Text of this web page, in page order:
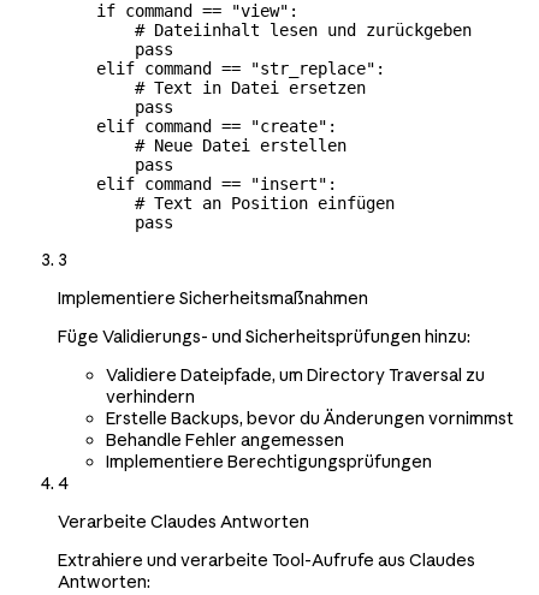
    if
command == "view" :
        # Dateiinhalt lesen und zurückgeben
        pass
    elif
command == "str_replace" :
        # Text in Datei ersetzen
        pass
    elif
command == "create" :
        # Neue Datei erstellen
        pass
    elif
command == "insert" :
        # Text an Position einfügen
        pass
3
Implementiere Sicherheitsmaßnahmen
Füge Validierungs- und Sicherheitsprüfungen hinzu:
Validiere Dateipfade, um Directory Traversal zu
verhindern
Erstelle Backups, bevor du Änderungen vornimmst
Behandle Fehler angemessen
Implementiere Berechtigungsprüfungen
4
Verarbeite Claudes Antworten
Extrahiere und verarbeite Tool-Aufrufe aus Claudes
Antworten: